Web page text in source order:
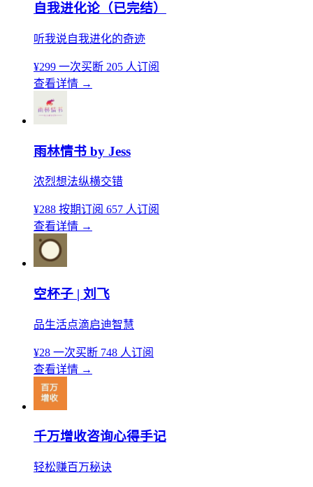
自我进化论（已完结）
听我说自我进化的奇迹
¥299 一次买断 205 人订阅
查看详情 →
雨林情书 by Jess
浓烈想法纵横交错
¥288 按期订阅 657 人订阅
查看详情 →
空杯子 | 刘飞
品生活点滴启迪智慧
¥28 一次买断 748 人订阅
查看详情 →
千万增收咨询心得手记
轻松赚百万秘诀